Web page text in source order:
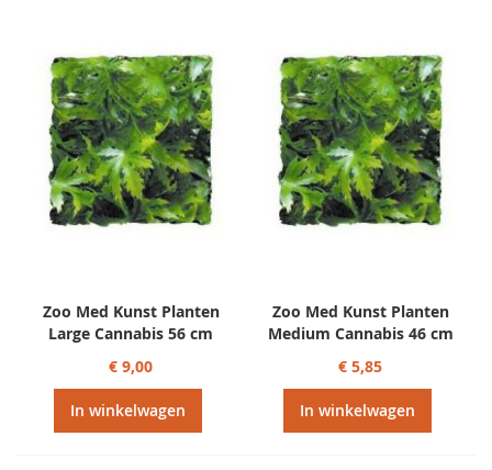
Zoo Med Kunst Planten
Large Cannabis 56 cm
€ 9,00
In winkelwagen
Zoo Med Kunst Planten
Medium Cannabis 46 cm
€ 5,85
In winkelwagen